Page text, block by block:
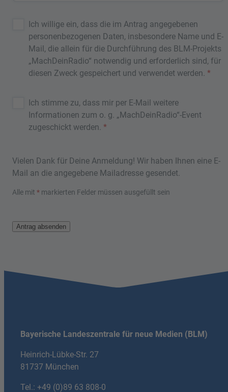
Ich willige ein, dass die im Antrag angegebenen
personenbezogenen Daten, insbesondere Name und E-
Mail, die allein für die Durchführung des BLM-Projekts
„MachDeinRadio“ notwendig und erforderlich sind, für
diesen Zweck gespeichert und verwendet werden. *
Ich stimme zu, dass mir per E-Mail weitere
Informationen zum o. g. „MachDeinRadio“-Event
zugeschickt werden. *
Vielen Dank für Deine Anmeldung! Wir haben Ihnen eine E-
Mail an die angegebene Mailadresse gesendet.
Alle mit * markierten Felder müssen ausgefüllt sein
Bayerische Landeszentrale für neue Medien (BLM)
Heinrich-Lübke-Str. 27
81737 München
Tel.: +49 (0)89 63 808-0